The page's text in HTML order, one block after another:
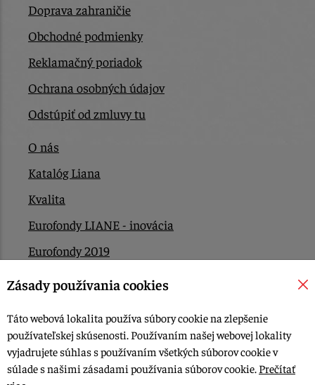
Doprava zahraničie
Obchodné podmienky
Reklamačný poriadok
Ochrana osobných údajov
Odstúpiť od zmluvy tu
O nás
Katalóg Liana
Kvalita
Eurofondy LIANE - inovácia
Eurofondy 2019
Eurofondy 2022/2023
Kontakt
© 2015-2026, LIANA GOLIAŠ s.r.o. všetky práva vyhradené.
Zásady používania cookies
Táto webová lokalita používa súbory cookie na zlepšenie
používateľskej skúsenosti. Používaním našej webovej lokality
vyjadrujete súhlas s používaním všetkých súborov cookie v
súlade s našimi zásadami používania súborov cookie. Prečítať